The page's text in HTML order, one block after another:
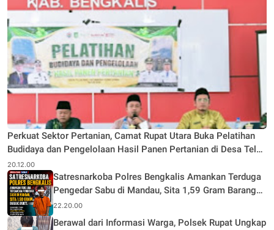
Perkuat Sektor Pertanian, Camat Rupat Utara Buka Pelatihan
Budidaya dan Pengelolaan Hasil Panen Pertanian di Desa Teluk
Rhu
20.12.00
Satresnarkoba Polres Bengkalis Amankan Terduga
Pengedar Sabu di Mandau, Sita 1,59 Gram Barang
Bukti
22.20.00
Berawal dari Informasi Warga, Polsek Rupat Ungkap